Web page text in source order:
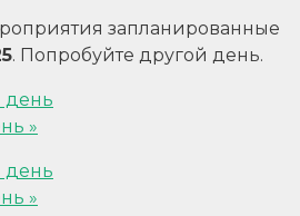
запланированные
. Попробуйте другой день.
»
»